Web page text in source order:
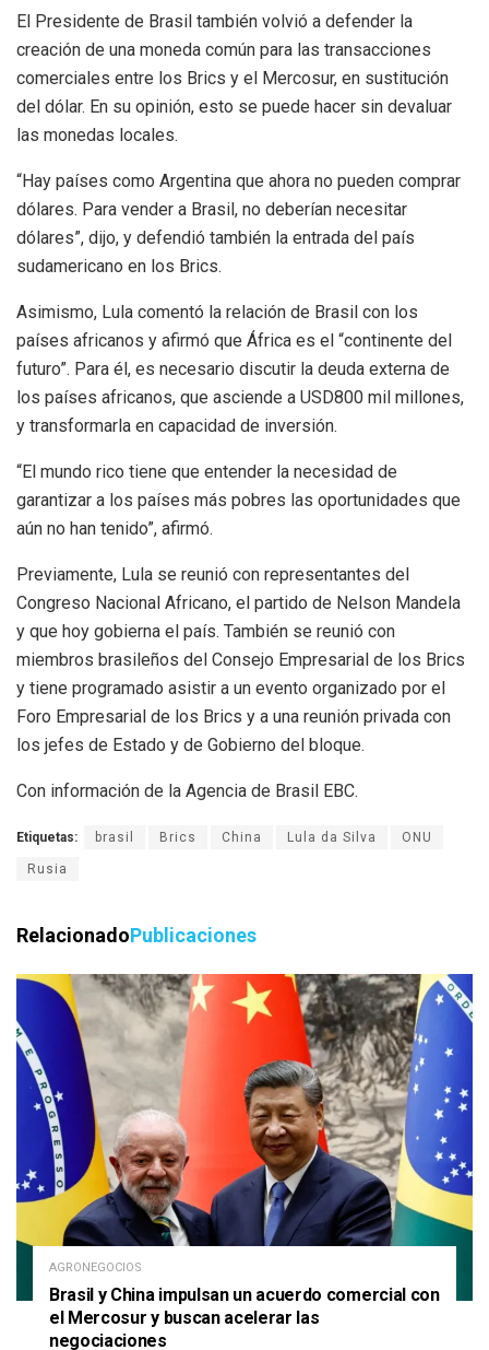
El Presidente de Brasil también volvió a defender la
creación de una moneda común para las transacciones
comerciales entre los Brics y el Mercosur, en sustitución
del dólar. En su opinión, esto se puede hacer sin devaluar
las monedas locales.
“Hay países como Argentina que ahora no pueden comprar
dólares. Para vender a Brasil, no deberían necesitar
dólares”, dijo, y defendió también la entrada del país
sudamericano en los Brics.
Asimismo, Lula comentó la relación de Brasil con los
países africanos y afirmó que África es el “continente del
futuro”. Para él, es necesario discutir la deuda externa de
los países africanos, que asciende a USD800 mil millones,
y transformarla en capacidad de inversión.
“El mundo rico tiene que entender la necesidad de
garantizar a los países más pobres las oportunidades que
aún no han tenido”, afirmó.
Previamente, Lula se reunió con representantes del
Congreso Nacional Africano, el partido de Nelson Mandela
y que hoy gobierna el país. También se reunió con
miembros brasileños del Consejo Empresarial de los Brics
y tiene programado asistir a un evento organizado por el
Foro Empresarial de los Brics y a una reunión privada con
los jefes de Estado y de Gobierno del bloque.
Con información de la Agencia de Brasil EBC.
Etiquetas: brasil Brics China Lula da Silva ONU
Rusia
RelacionadoPublicaciones
AGRONEGOCIOS
Brasil y China impulsan un acuerdo comercial con
el Mercosur y buscan acelerar las
negociaciones